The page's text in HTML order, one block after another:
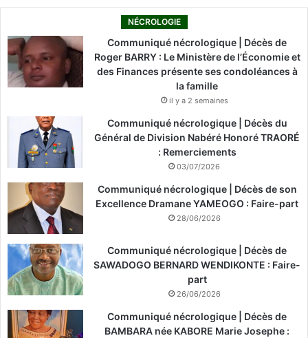
NÉCROLOGIE
Communiqué nécrologique | Décès de
Roger BARRY : Le Ministère de l’Économie et
des Finances présente ses condoléances à
la famille
il y a 2 semaines
Communiqué nécrologique | Décès du
Général de Division Nabéré Honoré TRAORÉ
: Remerciements
03/07/2026
Communiqué nécrologique | Décès de son
Excellence Dramane YAMEOGO : Faire-part
28/06/2026
Communiqué nécrologique | Décès de
SAWADOGO BERNARD WENDIKONTE : Faire-
part
26/06/2026
Communiqué nécrologique | Décès de
BAMBARA née KABORE Marie Josephe :